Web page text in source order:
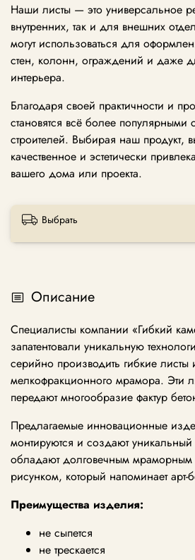
Наши листы — это универсальное
внутренних, так и для внешних
могут использоваться для
стен, колонн, ограждений и даже
интерьера.
Благодаря своей практичности и
становятся всё более
строителей. Выбирая наш продукт,
качественное и эстетически
вашего дома или проекта.
Выбрать
Описание
Специалисты компании «Гибкий
запатентовали уникальную
серийно производить гибкие листы
мелкофракционного мрамора. Эти
передают многообразие фактур
Предлагаемые инновационные
монтируются и создают
обладают долговечным мраморным
рисунком, который напоминает арт-
Преимущества изделия:
не сыпется
не трескается